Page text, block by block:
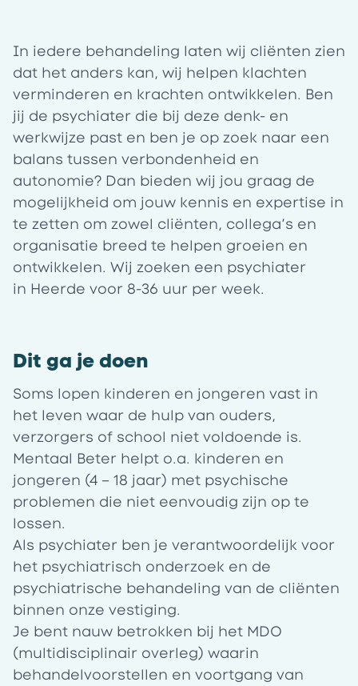
In iedere behandeling laten wij cliënten zien
dat het anders kan, wij helpen klachten
verminderen en krachten ontwikkelen. Ben
jij de psychiater die bij deze denk- en
werkwijze past en ben je op zoek naar een
balans tussen verbondenheid en
autonomie? Dan bieden wij jou graag de
mogelijkheid om jouw kennis en expertise in
te zetten om zowel cliënten, collega’s en
organisatie breed te helpen groeien en
ontwikkelen. Wij zoeken een psychiater
in Heerde voor 8-36 uur per week.
Dit ga je doen
Soms lopen kinderen en jongeren vast in
het leven waar de hulp van ouders,
verzorgers of school niet voldoende is.
Mentaal Beter helpt o.a. kinderen en
jongeren (4 – 18 jaar) met psychische
problemen die niet eenvoudig zijn op te
lossen.
Als psychiater ben je verantwoordelijk voor
het psychiatrisch onderzoek en de
psychiatrische behandeling van de cliënten
binnen onze vestiging.
Je bent nauw betrokken bij het MDO
(multidisciplinair overleg) waarin
behandelvoorstellen en voortgang van